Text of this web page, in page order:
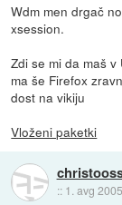
Wdm men drgač
xsession.
Zdi se mi da maš
ma še Firefox
dost na vikiju
Vloženi paketki
:: 1. avg